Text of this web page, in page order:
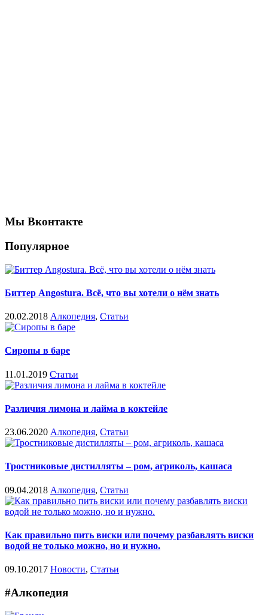
Мы Вконтакте
Популярное
Биттер Angostura. Всё, что вы хотели о нём знать
20.02.2018 Алкопедия, Статьи
Сиропы в баре
11.01.2019 Статьи
Различия лимона и лайма в коктейле
23.06.2020 Алкопедия, Статьи
Тростниковые дистилляты – ром, агриколь, кашаса
09.04.2018 Алкопедия, Статьи
Как правильно пить виски или почему разбавлять виски
водой не только можно, но и нужно.
09.10.2017 Новости, Статьи
#Алкопедия